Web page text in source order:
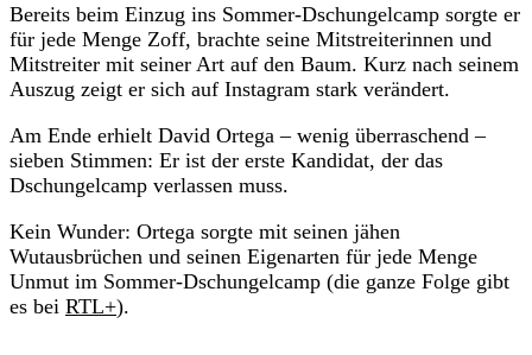
Bereits beim Einzug ins Sommer-Dschungelcamp sorgte er
für jede Menge Zoff, brachte seine Mitstreiterinnen und
Mitstreiter mit seiner Art auf den Baum. Kurz nach seinem
Auszug zeigt er sich auf Instagram stark verändert.
Am Ende erhielt David Ortega – wenig überraschend –
sieben Stimmen: Er ist der erste Kandidat, der das
Dschungelcamp verlassen muss.
Kein Wunder: Ortega sorgte mit seinen jähen
Wutausbrüchen und seinen Eigenarten für jede Menge
Unmut im Sommer-Dschungelcamp (die ganze Folge gibt
es bei RTL+).